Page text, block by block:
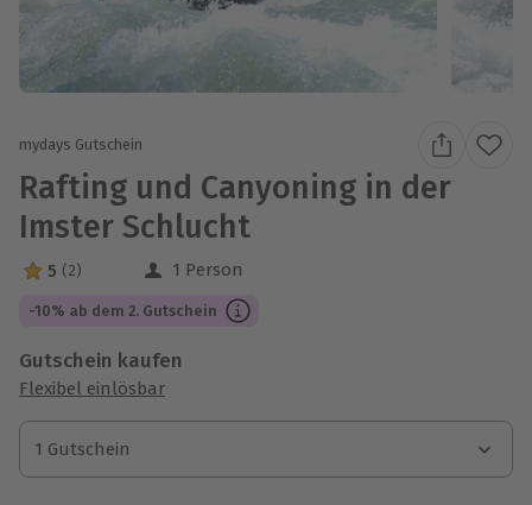
mydays Gutschein
Rafting und Canyoning in der
Imster Schlucht
5 Sterne von 5 aus 2 Bewertungen
5 (2) 1 Person
-10% ab dem 2. Gutschein
Gutschein kaufen
Flexibel einlösbar
1 Gutschein
1 Gutschein
1 Gutschein